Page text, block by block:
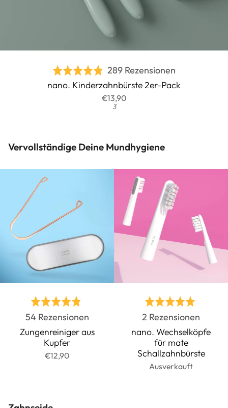
Bewertet
mit
289 Rezensionen
auf
nano. Kinderzahnbürste 2er-Pack
€13,90
3
Vervollständige Deine Mundhygiene
Bewertet
mit
4.9
von
5
54 RezensionenBasierend
auf
Rezensionen
Zungenreiniger aus
Kupfer
€12,90
Bewertet
mit
5.0
von
5
2 Rezensionen
auf
nano. Wechselköpfe
für mate
Schallzahnbürste
Ausverkauft